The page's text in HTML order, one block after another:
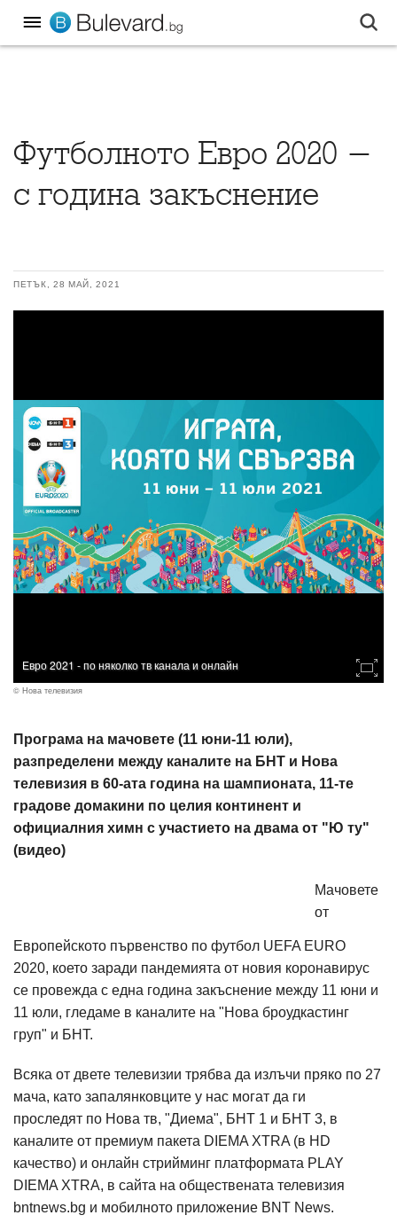
Футболното Евро 2020 -
с година закъснение
ПЕТЪК, 28 МАЙ, 2021
Евро 2021 - по няколко тв канала и онлайн
© Нова телевизия
Програма на мачовете (11 юни-11 юли),
разпределени между каналите на БНТ и Нова
телевизия в 60-ата година на шампионата, 11-те
градове домакини по целия континент и
официалния химн с участието на двама от "Ю ту"
(видео)
Мачовете
от
Европейското първенство по футбол UEFA EURO
2020, което заради пандемията от новия коронавирус
се провежда с една година закъснение между 11 юни и
11 юли, гледаме в каналите на "Нова броудкастинг
груп" и БНТ.
Всяка от двете телевизии трябва да излъчи пряко по 27
мача, като запалянковците у нас могат да ги
проследят по Нова тв, "Диема", БНТ 1 и БНТ 3, в
каналите от премиум пакета DIEMA XTRA (в HD
качество) и онлайн стрийминг платформата PLAY
DIEMA XTRA, в сайта на обществената телевизия
bntnews.bg и мобилното приложение BNT News.